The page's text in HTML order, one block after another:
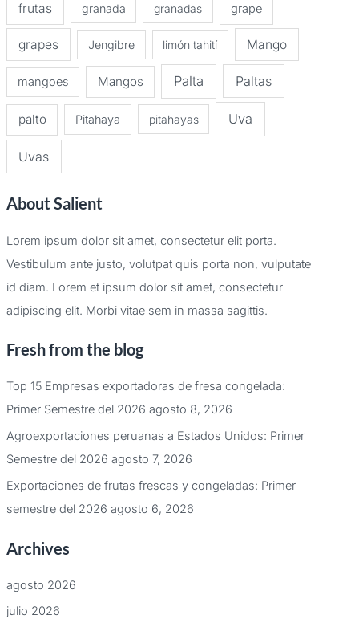
frutas granada granadas grape
grapes Jengibre limón tahití Mango
mangoes Mangos Palta Paltas
palto Pitahaya pitahayas Uva
Uvas
About Salient
Lorem ipsum dolor sit amet, consectetur elit porta.
Vestibulum ante justo, volutpat quis porta non, vulputate
id diam. Lorem et ipsum dolor sit amet, consectetur
adipiscing elit. Morbi vitae sem in massa sagittis.
Fresh from the blog
Top 15 Empresas exportadoras de fresa congelada:
Primer Semestre del 2026 agosto 8, 2026
Agroexportaciones peruanas a Estados Unidos: Primer
Semestre del 2026 agosto 7, 2026
Exportaciones de frutas frescas y congeladas: Primer
semestre del 2026 agosto 6, 2026
Archives
agosto 2026
julio 2026